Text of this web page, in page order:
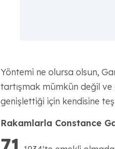
Yöntemi ne olursa olsun,
tartışmak mümkün değil ve
genişlettiği için kendisine
Rakamlarla Constance